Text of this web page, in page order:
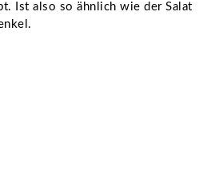
Ist also so ähnlich wie der Salat